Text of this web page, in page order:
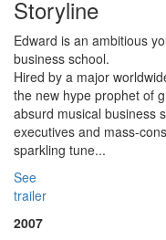
Storyline
Edward is an ambitious
business school.
Hired by a major
the new hype prophet of
absurd musical business
executives and mass-
sparkling tune...
See
trailer
2007